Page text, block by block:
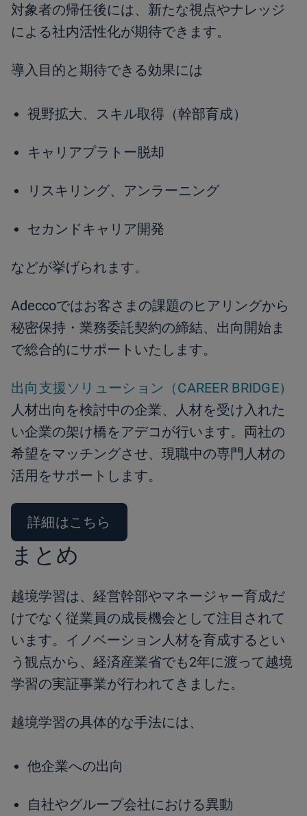
対象者の帰任後には、新たな視点やナレッジ
による社内活性化が期待できます。
導入目的と期待できる効果には
視野拡大、スキル取得（幹部育成）
キャリアプラトー脱却
リスキリング、アンラーニング
セカンドキャリア開発
などが挙げられます。
Adeccoではお客さまの課題のヒアリングから
秘密保持・業務委託契約の締結、出向開始ま
で総合的にサポートいたします。
出向支援ソリューション（CAREER BRIDGE）
人材出向を検討中の企業、人材を受け入れた
い企業の架け橋をアデコが行います。両社の
希望をマッチングさせ、現職中の専門人材の
活用をサポートします。
詳細はこちら
まとめ
越境学習は、経営幹部やマネージャー育成だ
けでなく従業員の成長機会として注目されて
います。イノベーション人材を育成するとい
う観点から、経済産業省でも2年に渡って越境
学習の実証事業が行われてきました。
越境学習の具体的な手法には、
他企業への出向
自社やグループ会社における異動